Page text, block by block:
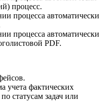
процесс.
процесса автоматически
процесса автоматически
PDF.
учета фактических
статусам задач или